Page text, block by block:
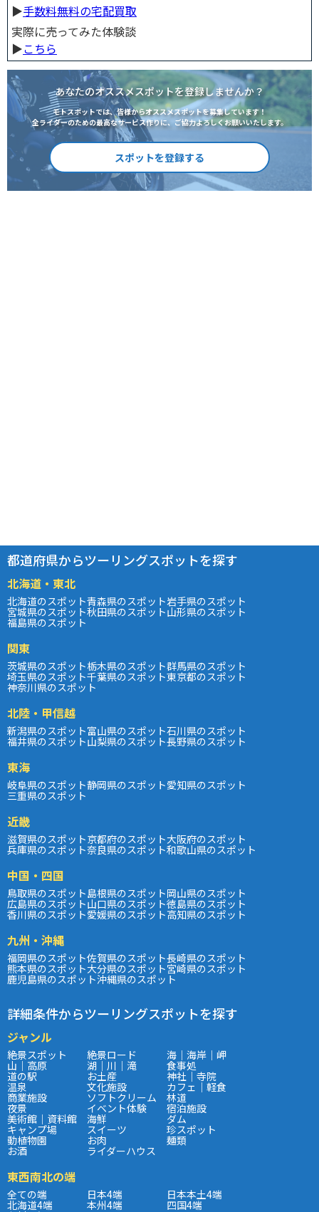
▶︎手数料無料の宅配買取
実際に売ってみた体験談
▶︎こちら
あなたのオススメスポットを登録しませんか？
モトスポットでは、皆様からオススメスポットを募集しています！
全ライダーのための最高なサービス作りに、ご協力よろしくお願いいたします。
スポットを登録する
都道府県からツーリングスポットを探す
北海道・東北
北海道のスポット青森県のスポット岩手県のスポット
宮城県のスポット秋田県のスポット山形県のスポット
福島県のスポット
関東
茨城県のスポット栃木県のスポット群馬県のスポット
埼玉県のスポット千葉県のスポット東京都のスポット
神奈川県のスポット
北陸・甲信越
新潟県のスポット富山県のスポット石川県のスポット
福井県のスポット山梨県のスポット長野県のスポット
東海
岐阜県のスポット静岡県のスポット愛知県のスポット
三重県のスポット
近畿
滋賀県のスポット京都府のスポット大阪府のスポット
兵庫県のスポット奈良県のスポット和歌山県のスポット
中国・四国
鳥取県のスポット島根県のスポット岡山県のスポット
広島県のスポット山口県のスポット徳島県のスポット
香川県のスポット愛媛県のスポット高知県のスポット
九州・沖縄
福岡県のスポット佐賀県のスポット長崎県のスポット
熊本県のスポット大分県のスポット宮崎県のスポット
鹿児島県のスポット沖縄県のスポット
詳細条件からツーリングスポットを探す
ジャンル
絶景スポット 絶景ロード 海｜海岸｜岬
山｜高原 湖｜川｜滝 食事処
道の駅 お土産 神社｜寺院
温泉 文化施設 カフェ｜軽食
商業施設 ソフトクリーム 林道
夜景 イベント体験 宿泊施設
美術館｜資料館 海鮮 ダム
キャンプ場 スイーツ 珍スポット
動植物園 お肉 麺類
お酒 ライダーハウス
東西南北の端
全ての端 日本4端 日本本土4端
北海道4端 本州4端 四国4端